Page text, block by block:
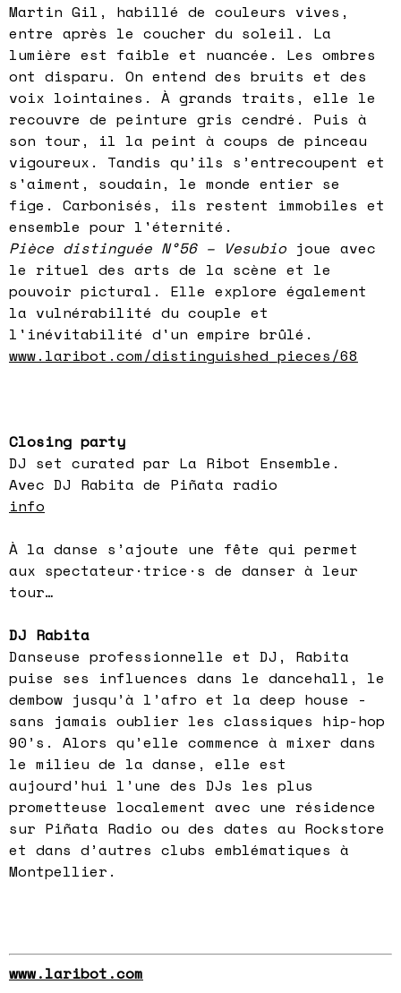
Martin Gil, habillé de couleurs vives,
entre après le coucher du soleil. La
lumière est faible et nuancée. Les ombres
ont disparu. On entend des bruits et des
voix lointaines. À grands traits, elle le
recouvre de peinture gris cendré. Puis à
son tour, il la peint à coups de pinceau
vigoureux. Tandis qu’ils s’entrecoupent et
s'aiment, soudain, le monde entier se
fige. Carbonisés, ils restent immobiles et
ensemble pour l'éternité.
Pièce distinguée N°56 – Vesubio joue avec
le rituel des arts de la scène et le
pouvoir pictural. Elle explore également
la vulnérabilité du couple et
l'inévitabilité d'un empire brûlé.
www.laribot.com/distinguished_pieces/68
Closing party
DJ set curated par La Ribot Ensemble.
Avec DJ Rabita de Piñata radio
info
À la danse s’ajoute une fête qui permet
aux spectateur·trice·s de danser à leur
tour…
DJ Rabita
Danseuse professionnelle et DJ, Rabita
puise ses influences dans le dancehall, le
dembow jusqu’à l’afro et la deep house -
sans jamais oublier les classiques hip-hop
90’s. Alors qu’elle commence à mixer dans
le milieu de la danse, elle est
aujourd’hui l’une des DJs les plus
prometteuse localement avec une résidence
sur Piñata Radio ou des dates au Rockstore
et dans d’autres clubs emblématiques à
Montpellier.
www.laribot.com